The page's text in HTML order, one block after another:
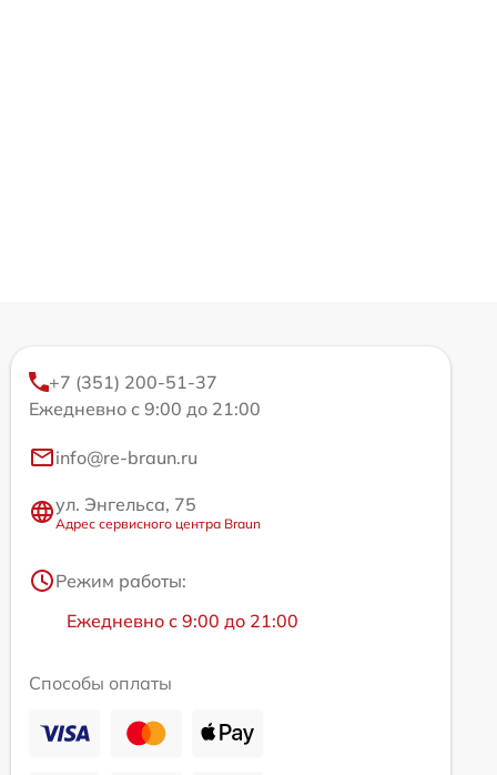
+7 (351) 200-51-37
Ежедневно с 9:00 до 21:00
info@re-braun.ru
ул. Энгельса, 75
Адрес сервисного центра Braun
Режим работы:
Ежедневно с 9:00 до 21:00
Способы оплаты